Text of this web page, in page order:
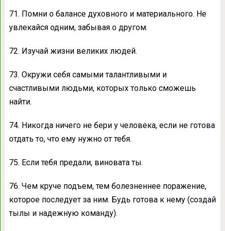
71. Помни о балансе духовного и материального. Не
увлекайся одним, забывая о другом.
72. Изучай жизни великих людей.
73. Окружи себя самыми талантливыми и
счастливыми людьми, которых только сможешь
найти.
74. Никогда ничего не бери у человека, если не готова
отдать то, что ему нужно от тебя.
75. Если тебя предали, виновата ты.
76. Чем круче подъем, тем болезненнее поражение,
которое последует за ним. Будь готова к нему (создай
тылы и надежную команду).